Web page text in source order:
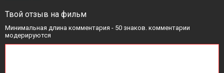
Твой отзыв на фильм
Минимальная длина комментария - 50 знаков. комментарии
модерируются